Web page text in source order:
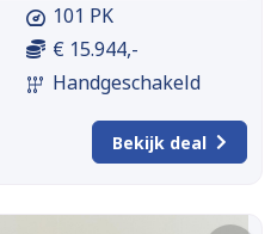
101 PK
€ 15.944,-
Handgeschakeld
Bekijk deal